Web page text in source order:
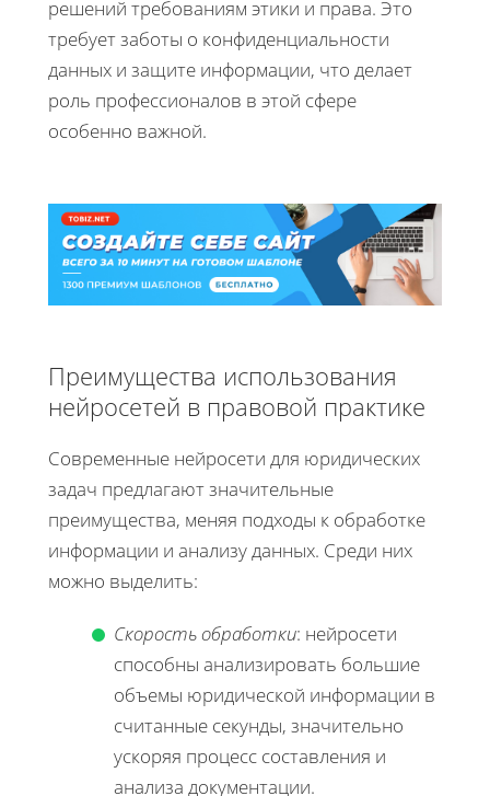
решений требованиям этики и права. Это
требует заботы о конфиденциальности
данных и защите информации, что делает
роль профессионалов в этой сфере
особенно важной.
Преимущества использования
нейросетей в правовой практике
Современные нейросети для юридических
задач предлагают значительные
преимущества, меняя подходы к обработке
информации и анализу данных. Среди них
можно выделить:
Скорость обработки: нейросети
способны анализировать большие
объемы юридической информации в
считанные секунды, значительно
ускоряя процесс составления и
анализа документации.